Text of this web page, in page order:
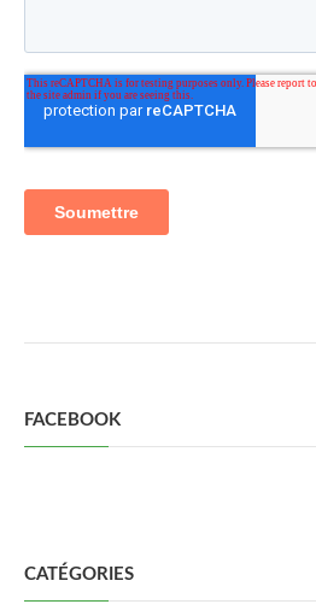
FACEBOOK
CATÉGORIES